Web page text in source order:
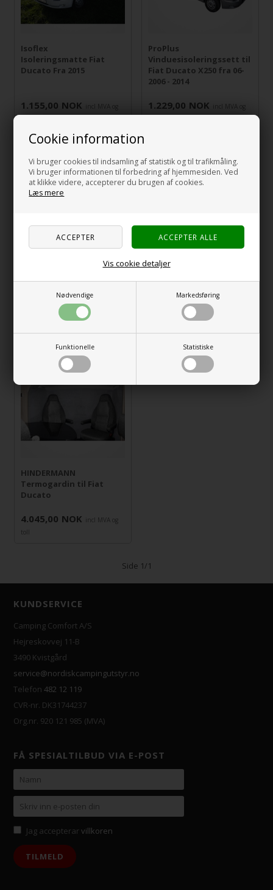
Cookie information
Vi bruger cookies til indsamling af statistik og til trafikmåling.
Vi bruger informationen til forbedring af hjemmesiden. Ved
at klikke videre, accepterer du brugen af cookies.
Læs mere
Nødvendige Markedsføring
Funktionelle Statistiske
Vis cookie detaljer
Isoflex
Isoleringsmatte Fiat
Ducato Fra 2015
1.155,00 NOK
incl MVA og
ProPlus
Vinduesisoleringssett til
Fiat Ducato X250 fra 06-
2006 - 2014
1.229,00 NOK
incl MVA og
NOK
incl MVA og
HINDERMANN
4.309,00 NOK
incl MVA og
HINDERMANN
Termogardin til Fiat
Ducato
4.045,00 NOK
incl MVA og
toll
Side 1/1
KUNDSERVICE
Camping Comfort A/S
Hejreskovvej 11-B
3490 Kvistgård
service@nordiskcampingutstyr.no
Telefon482 12 119
CVR-nr. DK31744237
Org.nr. 920 121 985 (MVA)
FÅ SPESIALTILBUD VIA E-POST
Jag accepterarvillkoren